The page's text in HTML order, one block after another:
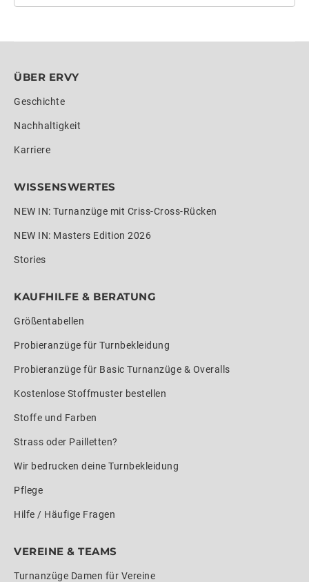
ÜBER ERVY
Geschichte
Nachhaltigkeit
Karriere
WISSENSWERTES
NEW IN: Turnanzüge mit Criss-Cross-Rücken
NEW IN: Masters Edition 2026
Stories
KAUFHILFE & BERATUNG
Größentabellen
Probieranzüge für Turnbekleidung
Probieranzüge für Basic Turnanzüge & Overalls
Kostenlose Stoffmuster bestellen
Stoffe und Farben
Strass oder Pailletten?
Wir bedrucken deine Turnbekleidung
Pflege
Hilfe / Häufige Fragen
VEREINE & TEAMS
Turnanzüge Damen für Vereine